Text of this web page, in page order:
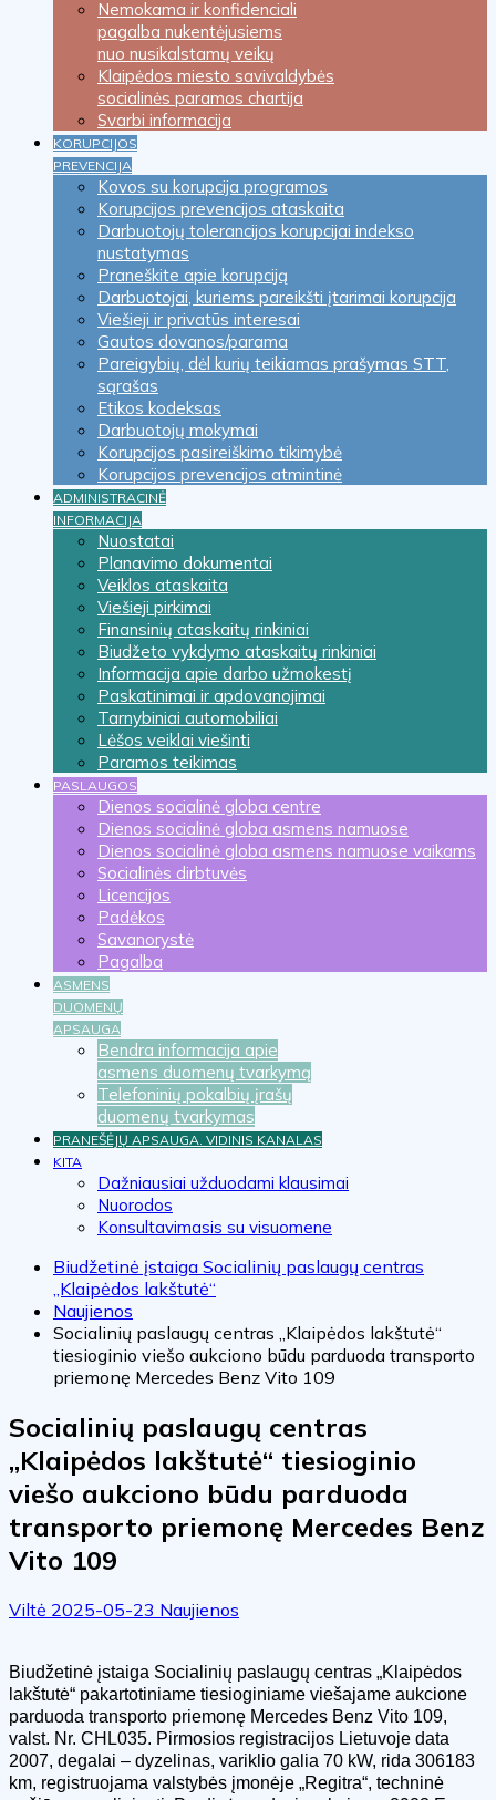
Nemokama ir konfidenciali
pagalba nukentėjusiems
nuo nusikalstamų veikų
Klaipėdos miesto savivaldybės
socialinės paramos chartija
Svarbi informacija
KORUPCIJOS
PREVENCIJA
Kovos su korupcija programos
Korupcijos prevencijos ataskaita
Darbuotojų tolerancijos korupcijai indekso
nustatymas
Praneškite apie korupciją
Darbuotojai, kuriems pareikšti įtarimai korupcija
Viešieji ir privatūs interesai
Gautos dovanos/parama
Pareigybių, dėl kurių teikiamas prašymas STT,
sąrašas
Etikos kodeksas
Darbuotojų mokymai
Korupcijos pasireiškimo tikimybė
Korupcijos prevencijos atmintinė
ADMINISTRACINĖ
INFORMACIJA
Nuostatai
Planavimo dokumentai
Veiklos ataskaita
Viešieji pirkimai
Finansinių ataskaitų rinkiniai
Biudžeto vykdymo ataskaitų rinkiniai
Informacija apie darbo užmokestį
Paskatinimai ir apdovanojimai
Tarnybiniai automobiliai
Lėšos veiklai viešinti
Paramos teikimas
PASLAUGOS
Dienos socialinė globa centre
Dienos socialinė globa asmens namuose
Dienos socialinė globa asmens namuose vaikams
Socialinės dirbtuvės
Licencijos
Padėkos
Savanorystė
Pagalba
ASMENS
DUOMENŲ
APSAUGA
Bendra informacija apie
asmens duomenų tvarkymą
Telefoninių pokalbių įrašų
duomenų tvarkymas
PRANEŠĖJŲ APSAUGA. VIDINIS KANALAS
KITA
Dažniausiai užduodami klausimai
Nuorodos
Konsultavimasis su visuomene
Biudžetinė įstaiga Socialinių paslaugų centras
„Klaipėdos lakštutė“
Naujienos
Socialinių paslaugų centras „Klaipėdos lakštutė“
tiesioginio viešo aukciono būdu parduoda transporto
priemonę Mercedes Benz Vito 109
Socialinių paslaugų centras
„Klaipėdos lakštutė“ tiesioginio
viešo aukciono būdu parduoda
transporto priemonę Mercedes Benz
Vito 109
Viltė 2025-05-23 Naujienos
Biudžetinė įstaiga Socialinių paslaugų centras „Klaipėdos
lakštutė“ pakartotiniame tiesioginiame viešajame aukcione
parduoda transporto priemonę Mercedes Benz Vito 109,
valst. Nr. CHL035. Pirmosios registracijos Lietuvoje data
2007, degalai – dyzelinas, variklio galia 70 kW, rida 306183
km, registruojama valstybės įmonėje „Regitra“, techninė